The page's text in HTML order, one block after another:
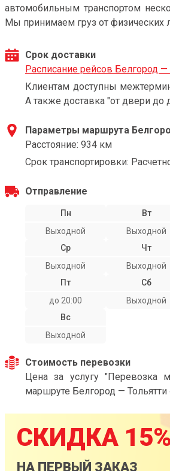
автомобильным транспортом
Мы принимаем груз от физических
Срок доставки
Расписание рейсов Белгород —
Клиентам доступны
А также доставка "от двери до
Параметры маршрута
Расстояние: 934 км
Срок транспортировки:
Отправление
Пн
Выходной
Вт
Выходной
Ср
Выходной
Чт
Выходной
Пт
до 20:00
Сб
Выходной
Вс
Выходной
Стоимость перевозки
Цена за услугу "Перевозка
маршруте Белгород — Тольятти
СКИДКА 15%
НА ПЕРВЫЙ ЗАКАЗ